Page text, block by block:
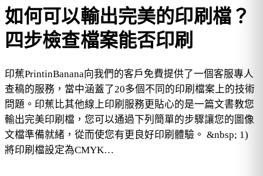
如何可以輸出完美的印刷檔？
四步檢查檔案能否印刷
印蕉PrintinBanana向我們的客戶免費提供了一個客服專人
查稿的服務，當中涵蓋了20多個不同的印刷檔案上的技術
問題。印蕉比其他線上印刷服務更貼心的是一篇文書教您
輸出完美印刷檔，您可以通過下列簡單的步驟讓您的圖像
文檔準備就緒，從而使您有更良好印刷體驗。 &nbsp; 1)
將印刷檔設定為CMYK…